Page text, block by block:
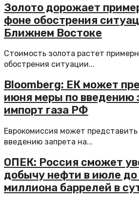
Золото дорожает
фоне обострения
Ближнем Востоке
Стоимость золота растет
обострения ситуации...
Bloomberg: ЕК может
июня меры по введению
импорт газа РФ
Еврокомиссия может
введению запрета на...
ОПЕК: Россия сможет
добычу нефти в июле до
миллиона баррелей в